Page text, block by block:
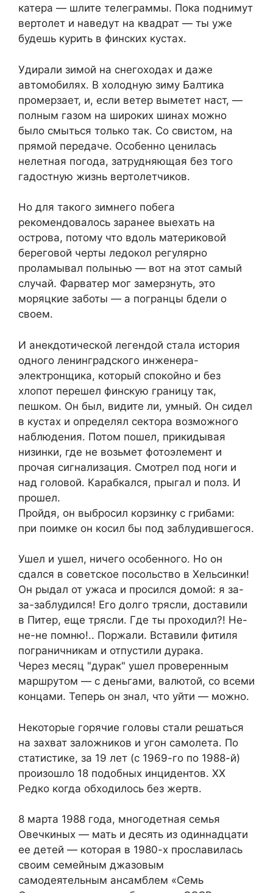
катера — шлите телеграммы. Пока поднимут
вертолет и наведут на квадрат — ты уже
будешь курить в финских кустах.
Удирали зимой на снегоходах и даже
автомобилях. В холодную зиму Балтика
промерзает, и, если ветер выметет наст, —
полным газом на широких шинах можно
было смыться только так. Со свистом, на
прямой передаче. Особенно ценилась
нелетная погода, затрудняющая без того
гадостную жизнь вертолетчиков.
Но для такого зимнего побега
рекомендовалось заранее выехать на
острова, потому что вдоль материковой
береговой черты ледокол регулярно
проламывал полынью — вот на этот самый
случай. Фарватер мог замерзнуть, это
моряцкие заботы — а погранцы бдели о
своем.
И анекдотической легендой стала история
одного ленинградского инженера-
электронщика, который спокойно и без
хлопот перешел финскую границу так,
пешком. Он был, видите ли, умный. Он сидел
в кустах и определял сектора возможного
наблюдения. Потом пошел, прикидывая
низинки, где не возьмет фотоэлемент и
прочая сигнализация. Смотрел под ноги и
над головой. Карабкался, прыгал и полз. И
прошел.
Пройдя, он выбросил корзинку с грибами:
при поимке он косил бы под заблудившегося.
Ушел и ушел, ничего особенного. Но он
сдался в советское посольство в Хельсинки!
Он рыдал от ужаса и просился домой: я за-
за-заблудился! Его долго трясли, доставили
в Питер, еще трясли. Где ты проходил?! Не-
не-не помню!.. Поржали. Вставили фитиля
пограничникам и отпустили дурака.
Через месяц "дурак" ушел проверенным
маршрутом — с деньгами, валютой, со всеми
концами. Теперь он знал, что уйти — можно.
Некоторые горячие головы стали решаться
на захват заложников и угон самолета. По
статистике, за 19 лет (с 1969-го по 1988-й)
произошло 18 подобных инцидентов. ХХ
Редко когда обходилось без жертв.
8 марта 1988 года, многодетная семья
Овечкиных — мать и десять из одиннадцати
ее детей — которая в 1980-х прославилась
своим семейным джазовым
самодеятельным ансамблем «Семь